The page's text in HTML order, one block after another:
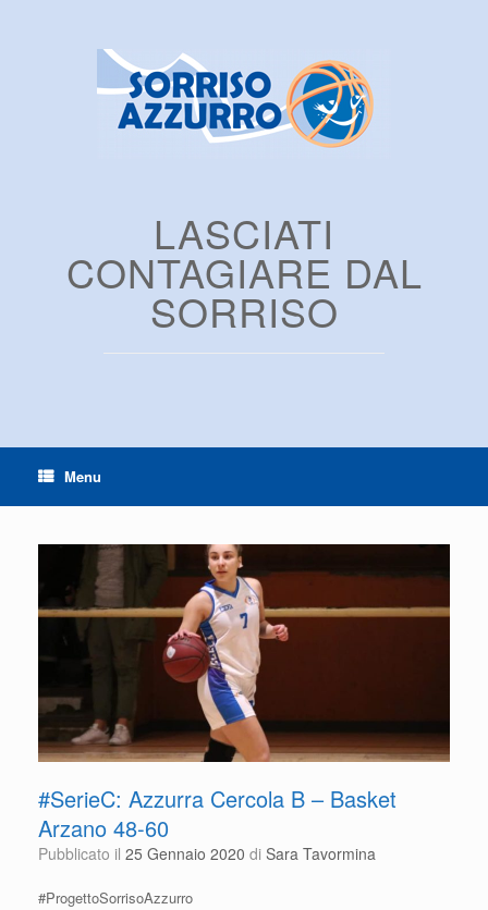
LASCIATI
CONTAGIARE DAL
SORRISO
Menu
#SerieC: Azzurra Cercola B – Basket
Arzano 48-60
Pubblicato il 25 Gennaio 2020 di Sara Tavormina
#ProgettoSorrisoAzzurro